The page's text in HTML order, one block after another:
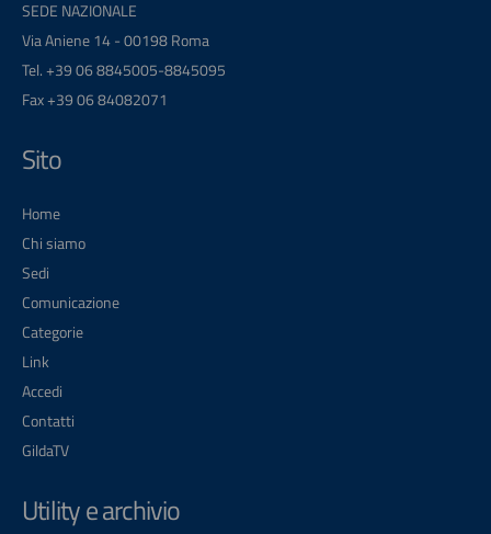
SEDE NAZIONALE
Via Aniene 14 - 00198 Roma
Tel. +39 06 8845005-8845095
Fax +39 06 84082071
Sito
Home
Chi siamo
Sedi
Comunicazione
Categorie
Link
Accedi
Contatti
GildaTV
Utility e archivio